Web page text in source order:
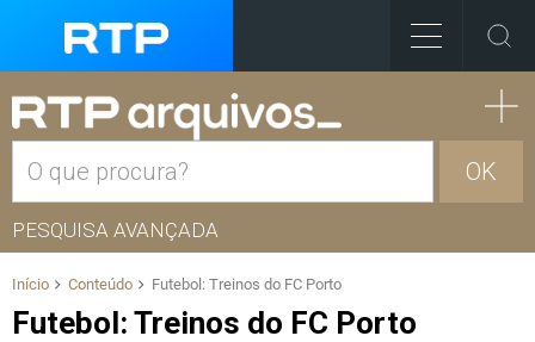
OK
PESQUISA AVANÇADA
Início Conteúdo Futebol: Treinos do FC Porto
Futebol: Treinos do FC Porto